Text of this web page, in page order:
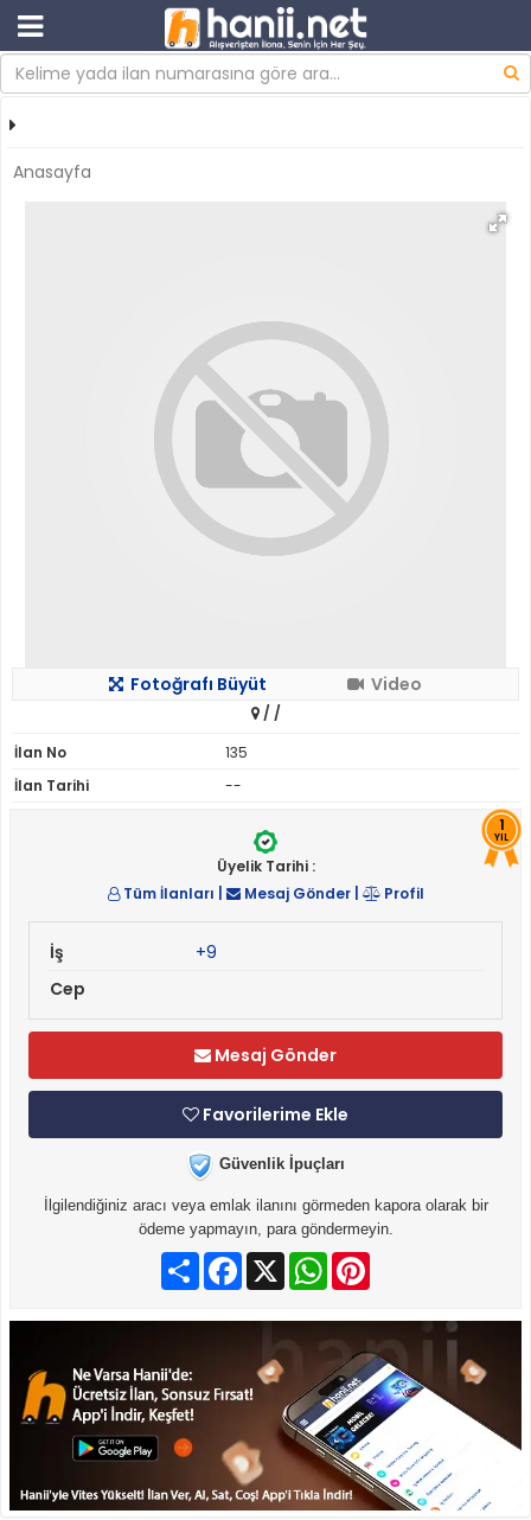
Anasayfa
Fotoğrafı Büyüt Video
/ /
İlan No
135
İlan Tarihi
--
1
YIL
Üyelik Tarihi :
Tüm İlanları
Mesaj Gönder| Profil
İş
+9
Cep
Mesaj Gönder
Favorilerime Ekle
Güvenlik İpuçları
İlgilendiğiniz aracı veya emlak ilanını görmeden kapora olarak bir
ödeme yapmayın, para göndermeyin.
PaylaşFacebook
X WhatsApp